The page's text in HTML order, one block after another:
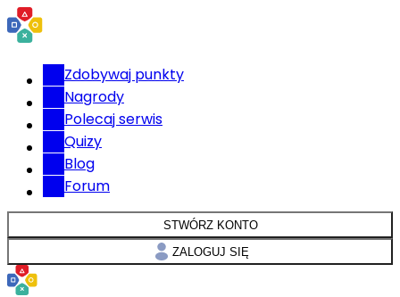
Zdobywaj punkty
Nagrody
Polecaj serwis
Quizy
Blog
Forum
STWÓRZ KONTO
ZALOGUJ SIĘ